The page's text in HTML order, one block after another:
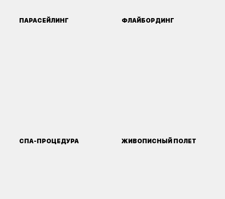
ПАРАСЕЙЛИНГ ФЛАЙБОРДИНГ
СПА-ПРОЦЕДУРА ЖИВОПИСНЫЙ ПОЛЕТ